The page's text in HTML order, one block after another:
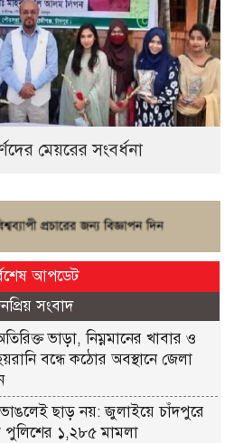
মেয়রের সংবর্ধনা
আপডেট
সংবাদ
ভাড়া, নিম্নমানের খাবার ও
বন্ধে কঠোর অবস্থানে জেলা
ছাড় নয়: জুলাইয়ে চাঁদপুরে
পুলিশের ১,২৮৫ মামলা